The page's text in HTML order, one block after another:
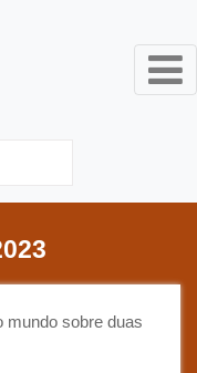
- Tudo que
mundo sobre duas